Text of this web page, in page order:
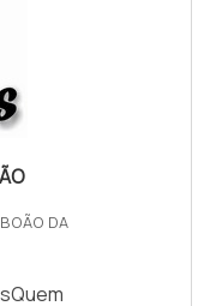
alta
a
alto
DA